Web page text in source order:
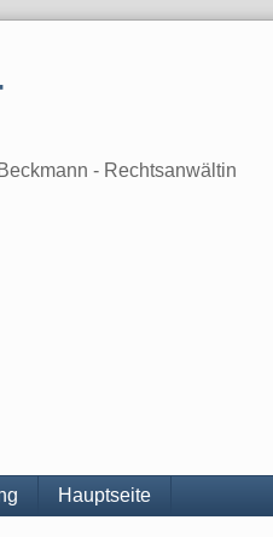
- Rechtsanwältin
Hauptseite